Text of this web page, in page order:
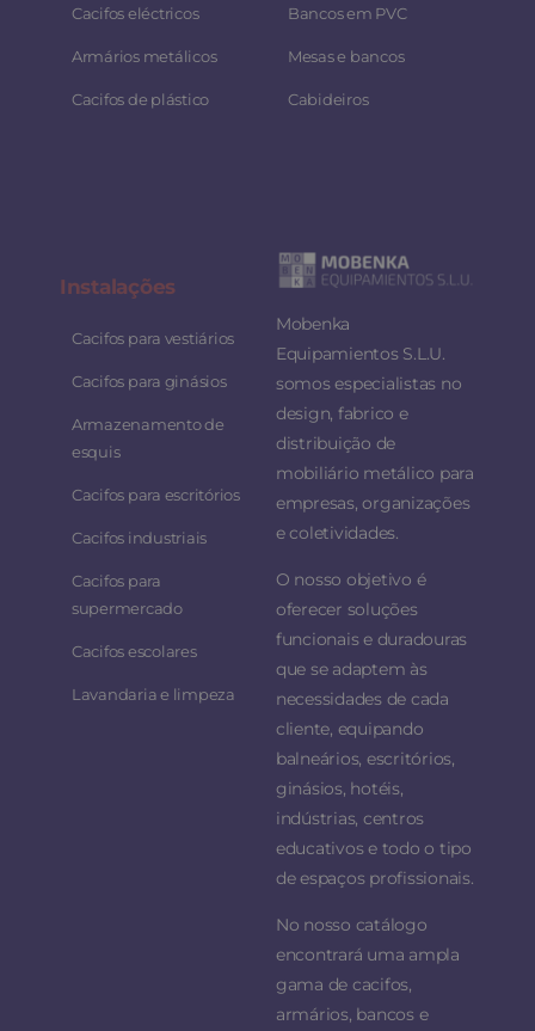
Cacifos eléctricos
Armários metálicos
Cacifos de plástico
Bancos em PVC
Mesas e bancos
Cabideiros
Instalações
Cacifos para vestiários
Cacifos para ginásios
Armazenamento de
esquis
Cacifos para escritórios
Cacifos industriais
Cacifos para
supermercado
Cacifos escolares
Lavandaria e limpeza
Mobenka
Equipamientos S.L.U.
somos especialistas no
design, fabrico e
distribuição de
mobiliário metálico para
empresas, organizações
e coletividades.
O nosso objetivo é
oferecer soluções
funcionais e duradouras
que se adaptem às
necessidades de cada
cliente, equipando
balneários, escritórios,
ginásios, hotéis,
indústrias, centros
educativos e todo o tipo
de espaços profissionais.
No nosso catálogo
encontrará uma ampla
gama de cacifos,
armários, bancos e